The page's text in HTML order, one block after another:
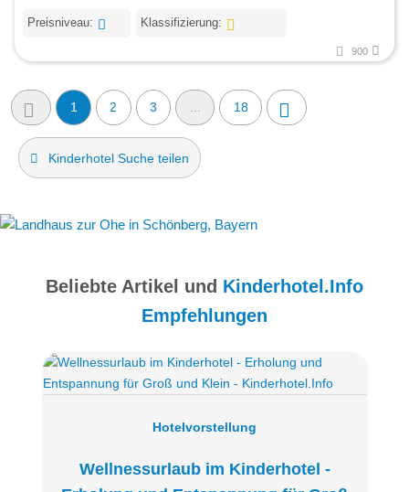
Preisniveau: Klassifizierung:
900
1 2 3 18
Kinderhotel Suche teilen
Beliebte Artikel und Kinderhotel.Info
Empfehlungen
Wellnessurlaub im Kinderhotel -
Hotelvorstellung